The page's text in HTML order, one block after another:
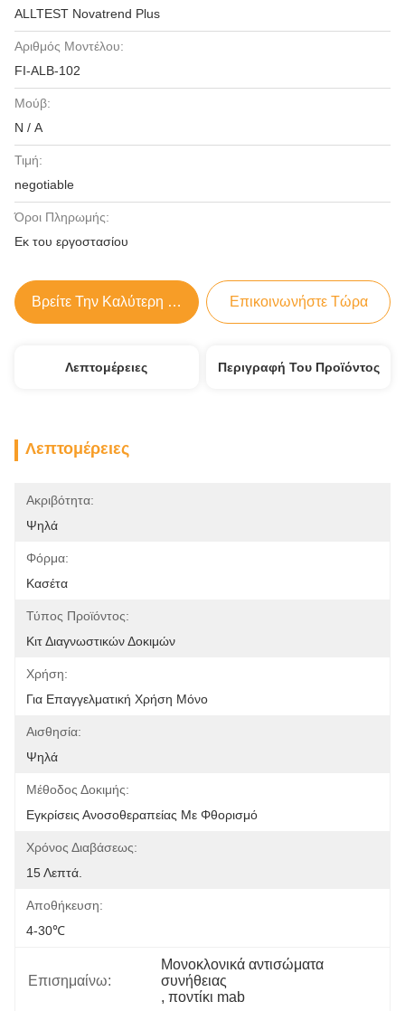
ALLTEST Novatrend Plus
Αριθμός Μοντέλου:
FI-ALB-102
Μούβ:
N / A
Τιμή:
negotiable
Όροι Πληρωμής:
Εκ του εργοστασίου
Βρείτε Την Καλύτερη Τιμή Επικοινωνήστε Τώρα
Λεπτομέρειες Περιγραφή Του Προϊόντος
Λεπτομέρειες
Ακριβότητα:
Ψηλά
Φόρμα:
Κασέτα
Τύπος Προϊόντος:
Κιτ Διαγνωστικών Δοκιμών
Χρήση:
Για Επαγγελματική Χρήση Μόνο
Αισθησία:
Ψηλά
Μέθοδος Δοκιμής:
Εγκρίσεις Ανοσοθεραπείας Με Φθορισμό
Χρόνος Διαβάσεως:
15 Λεπτά.
Αποθήκευση:
4-30℃
Επισημαίνω:
Μονοκλονικά αντισώματα
συνήθειας
, ποντίκι mab